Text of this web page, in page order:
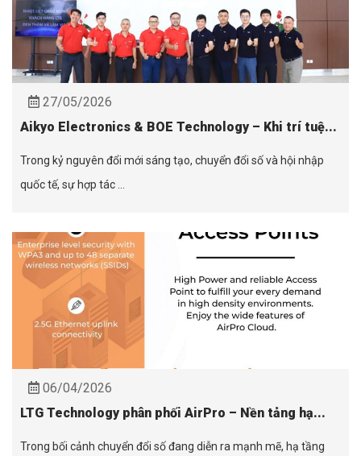
27/05/2026
Aikyo Electronics & BOE Technology – Khi trí tuệ...
Trong kỷ nguyên đổi mới sáng tạo, chuyển đổi số và hội nhập
quốc tế, sự hợp tác ...
06/04/2026
LTG Technology phân phối AirPro – Nền tảng hạ...
Trong bối cảnh chuyển đổi số đang diễn ra mạnh mẽ, hạ tầng